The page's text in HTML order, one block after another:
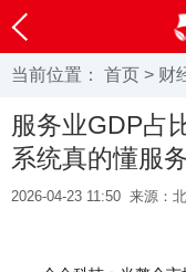
当前位置： 首页 > 财
服务业GDP占
系统真的懂服
2026-04-23 11:50 来源：